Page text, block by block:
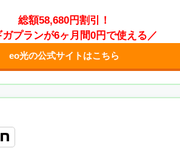
総額58,680円割引！
ガプランが6ヶ月間0円で使える／
eo光の公式サイトはこちら